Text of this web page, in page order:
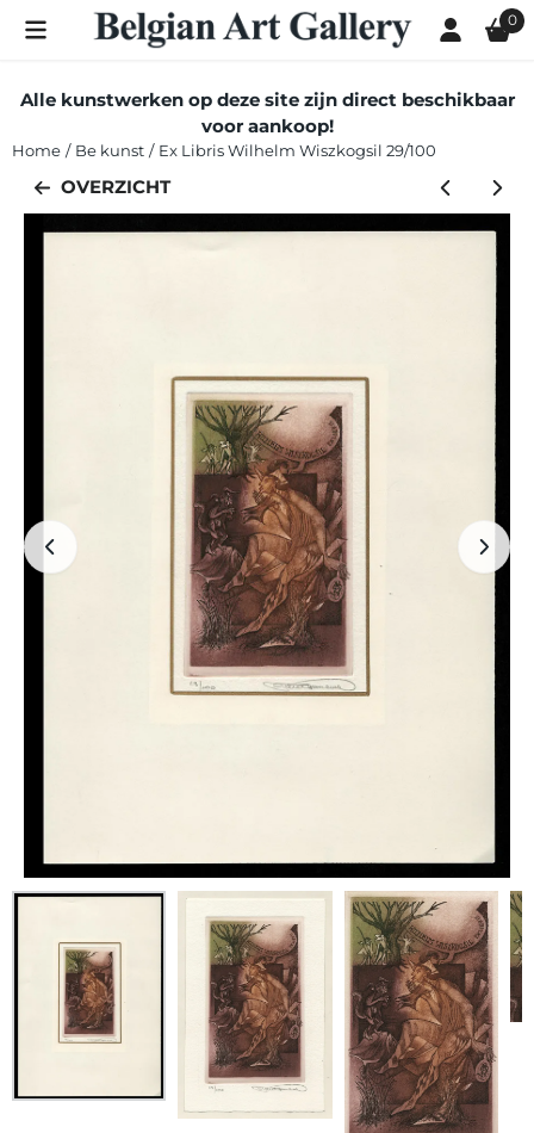
Cookievoorkeuren zijn momenteel gesloten. 0
Alle kunstwerken op deze site zijn direct beschikbaar
voor aankoop!
Home / Be kunst / Ex Libris Wilhelm Wiszkogsil 29/100
OVERZICHT